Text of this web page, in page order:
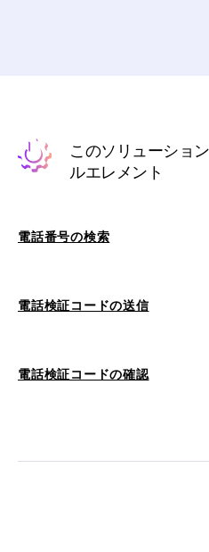
このソリューショ
ルエレメント
電話番号の検索
電話検証コードの送信
電話検証コードの確認